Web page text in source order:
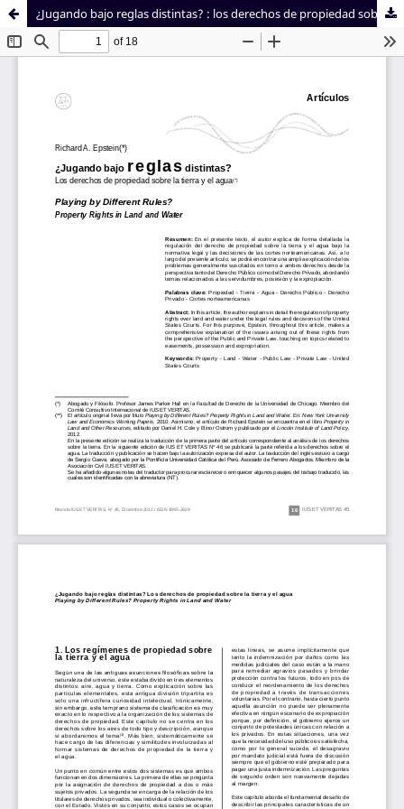
Sistema de
Bibliotecas
Facultad de
Derecho
¿Jugando bajo reglas distintas? : los derechos de propiedad sobre la tierra y el agua